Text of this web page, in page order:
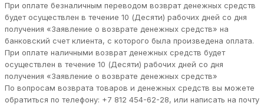
При оплате безналичным переводом возврат денежных средств
будет осуществлен в течение 10 (Десяти) рабочих дней со дня
получения «Заявление о возврате денежных средств» на
банковский счет клиента, с которого была произведена оплата.
При оплате наличными возврат денежных средств будет
осуществлен в течение 10 (Десяти) рабочих дней со дня
получения «Заявление о возврате денежных средств»
По вопросам возврата товаров и денежных средств вы можете
обратиться по телефону: +7 812 454-62-28, или написать на почту